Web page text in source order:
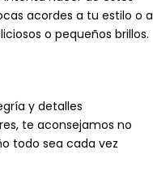
acordes a tu estilo o a
o pequeños brillos.
y detalles
te aconsejamos no
todo sea cada vez